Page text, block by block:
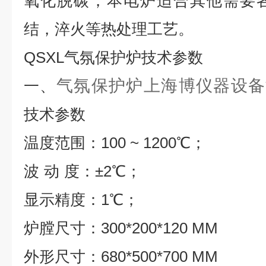
结，淬火等热处理工艺。
QSXL气氛保护炉技术参数
一、 气氛保护炉上海博仪器设
技术参数
温度范围： 100 ~ 1200℃ ；
波 动 度：±2℃ ；
显示精度： 1℃ ；
炉膛尺寸： 300*200*120 MM
外形尺寸： 680*500*700 MM